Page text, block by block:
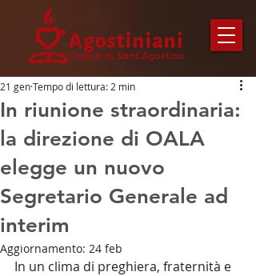
In riunione straordinaria:
la direzione di OALA
elegge un nuovo
Segretario Generale ad
interim
21 genTempo di lettura: 2 min
Aggiornamento: 24 feb
In un clima di preghiera, fraternità e